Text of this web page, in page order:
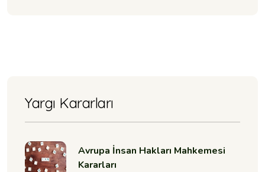
Yargı Kararları
Avrupa İnsan Hakları Mahkemesi
Kararları